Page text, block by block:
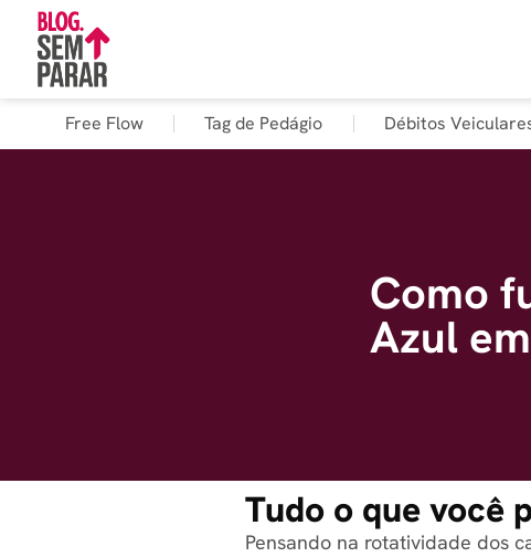
Free Flow Tag de Pedágio Débitos
Como
Azul
Tudo o que você
Pensando na rotatividade dos